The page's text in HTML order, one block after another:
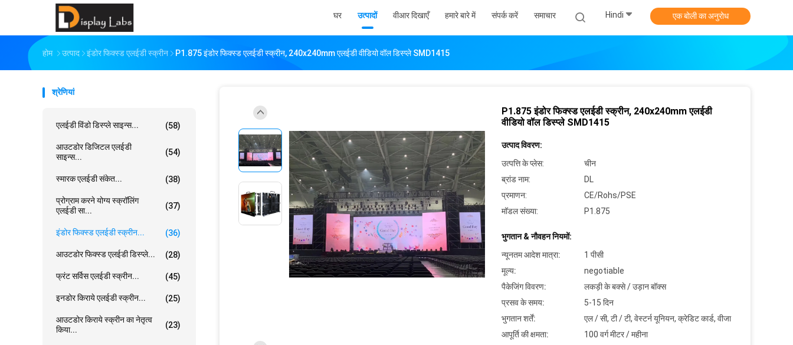
घर उत्पादों वीआर दिखाएँ हमारे बारे में संपर्क करें समाचार Hindi एक बोली का अनुरोध
होम उत्पाद इंडोर फिक्स्ड एलईडी स्क्रीन P1.875 इंडोर फिक्स्ड एलईडी स्क्रीन, 240x240mm एलईडी वीडियो वॉल डिस्प्ले SMD1415
श्रेणियां
एलईडी विंडो डिस्प्ले साइन्स... (58)
आउटडोर डिजिटल एलईडी
साइन्स...
(54)
स्मारक एलईडी संकेत... (38)
प्रोग्राम करने योग्य स्क्रॉलिंग
एलईडी सा...
(37)
इंडोर फिक्स्ड एलईडी स्क्रीन... (36)
आउटडोर फिक्स्ड एलईडी डिस्प्ले... (28)
फ्रंट सर्विस एलईडी स्क्रीन... (45)
इनडोर किराये एलईडी स्क्रीन... (25)
आउटडोर किराये स्क्रीन का नेतृत्व
किया...
(23)
P1.875 इंडोर फिक्स्ड एलईडी स्क्रीन, 240x240mm एलईडी
वीडियो वॉल डिस्प्ले SMD1415
उत्पाद विवरण:
उत्पत्ति के प्लेस:
चीन
ब्रांड नाम:
DL
प्रमाणन:
CE/Rohs/PSE
मॉडल संख्या:
P1.875
भुगतान & नौवहन नियमों:
न्यूनतम आदेश मात्रा:
1 पीसी
मूल्य:
negotiable
पैकेजिंग विवरण:
लकड़ी के बक्से / उड़ान बॉक्स
प्रसव के समय:
5-15 दिन
भुगतान शर्तें:
एल / सी, टी / टी, वेस्टर्न यूनियन, क्रेडिट कार्ड, वीजा
आपूर्ति की क्षमता:
100 वर्ग मीटर / महीना